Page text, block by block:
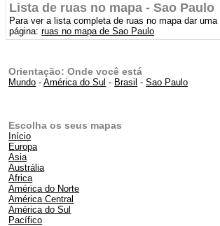
Lista de ruas no mapa - Sao Paulo
Para ver a lista completa de ruas no mapa dar
página:ruas no mapa de Sao Paulo
Orientação: Onde você está
Mundo -América do Sul - Brasil -Sao Paulo
Escolha os seus mapas
Início
Europa
Asia
Austrália
Africa
América do Norte
América Central
América do Sul
Pacífico